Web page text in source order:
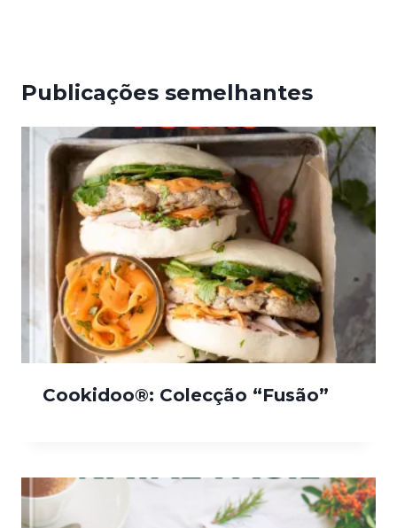
Publicações semelhantes
Cookidoo®: Colecção “Fusão”